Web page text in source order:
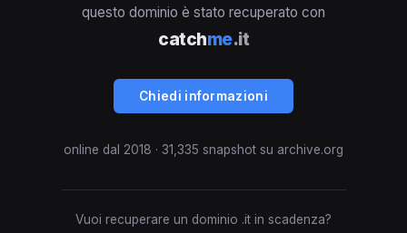
questo dominio è stato recuperato con
catchme.it
Chiedi informazioni
online dal 2018 · 31,335 snapshot su archive.org
Vuoi recuperare un dominio .it in scadenza?